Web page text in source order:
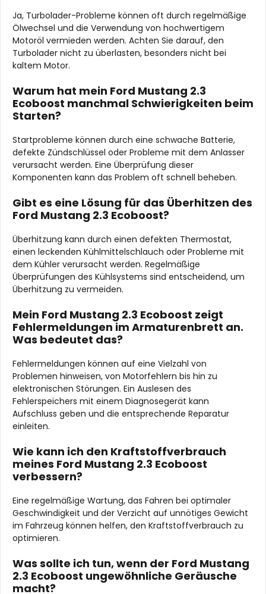
Ja, Turbolader-Probleme können oft durch regelmäßige
Ölwechsel und die Verwendung von hochwertigem
Motoröl vermieden werden. Achten Sie darauf, den
Turbolader nicht zu überlasten, besonders nicht bei
kaltem Motor.
Warum hat mein Ford Mustang 2.3
Ecoboost manchmal Schwierigkeiten beim
Starten?
Startprobleme können durch eine schwache Batterie,
defekte Zündschlüssel oder Probleme mit dem Anlasser
verursacht werden. Eine Überprüfung dieser
Komponenten kann das Problem oft schnell beheben.
Gibt es eine Lösung für das Überhitzen des
Ford Mustang 2.3 Ecoboost?
Überhitzung kann durch einen defekten Thermostat,
einen leckenden Kühlmittelschlauch oder Probleme mit
dem Kühler verursacht werden. Regelmäßige
Überprüfungen des Kühlsystems sind entscheidend, um
Überhitzung zu vermeiden.
Mein Ford Mustang 2.3 Ecoboost zeigt
Fehlermeldungen im Armaturenbrett an.
Was bedeutet das?
Fehlermeldungen können auf eine Vielzahl von
Problemen hinweisen, von Motorfehlern bis hin zu
elektronischen Störungen. Ein Auslesen des
Fehlerspeichers mit einem Diagnosegerät kann
Aufschluss geben und die entsprechende Reparatur
einleiten.
Wie kann ich den Kraftstoffverbrauch
meines Ford Mustang 2.3 Ecoboost
verbessern?
Eine regelmäßige Wartung, das Fahren bei optimaler
Geschwindigkeit und der Verzicht auf unnötiges Gewicht
im Fahrzeug können helfen, den Kraftstoffverbrauch zu
optimieren.
Was sollte ich tun, wenn der Ford Mustang
2.3 Ecoboost ungewöhnliche Geräusche
macht?